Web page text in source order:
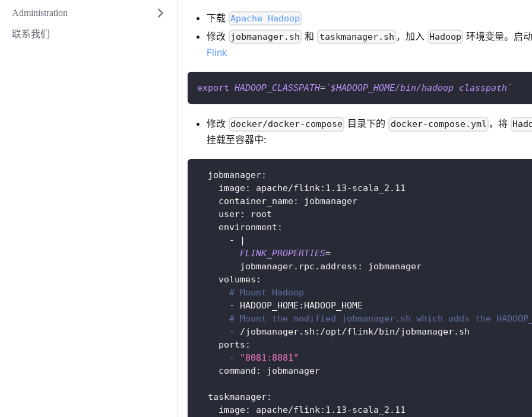
Administration
联系我们
下载 Apache Hadoop
修改 jobmanager.sh 和 taskmanager.sh ，加入 Hadoop 环境变量。启
Flink
export HADOOP_CLASSPATH=`$HADOOP_HOME/bin/hadoop classpath `
修改 docker/docker-compose 目录下的 docker-compose.yml ，将
挂载至容器中:
  jobmanager:
    image: apache/flink:1.13-scala_2.11
    container_name: jobmanager
    user: root
    environment:
      -
FLINK_PROPERTIES=
        jobmanager.rpc.address: jobmanager
    volumes:
# Mount Hadoop
      - HADOOP_HOME:HADOOP_HOME
# Mount the modified jobmanager.sh which adds the
      - /jobmanager.sh:/opt/flink/bin/jobmanager.sh
    ports:
      -
"8081:8081"
    command: jobmanager
  taskmanager:
    image: apache/flink:1.13-scala_2.11